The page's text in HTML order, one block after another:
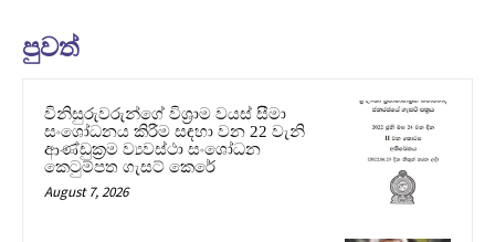
පුවත්
විනිසුරුවරුන්ගේ විශ්‍රාම වයස් සීමා
සංශෝධනය කිරීම සඳහා වන 22 වැනි
ආණ්ඩුක්‍රම ව්‍යවස්ථා සංශෝධන
කෙටුම්පත ගැසට් කෙරේ
August 7, 2026